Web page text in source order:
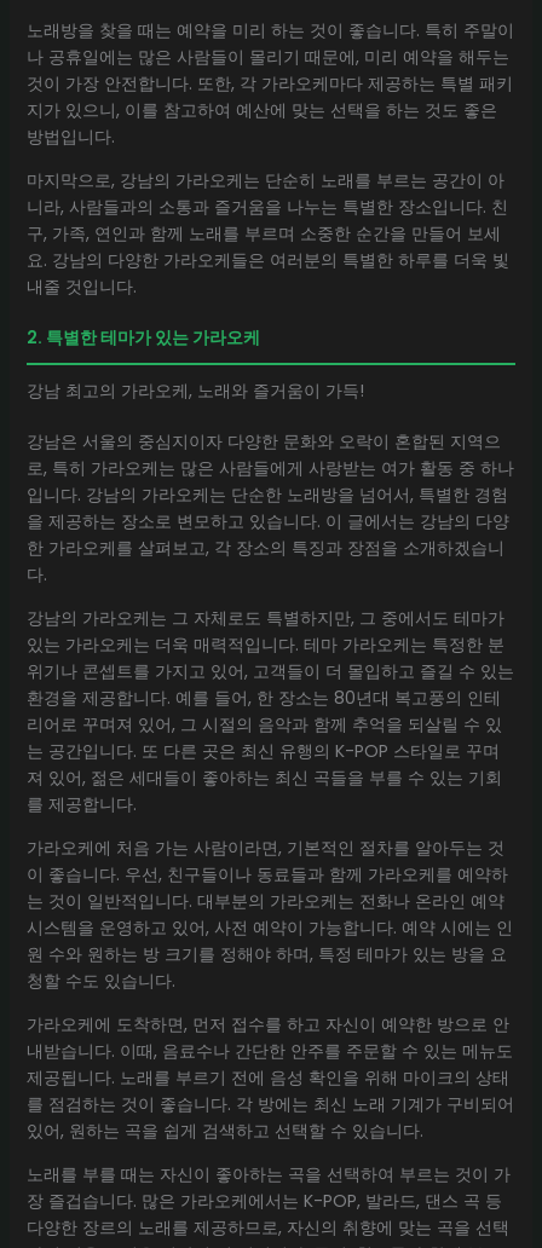
노래방을 찾을 때는 예약을 미리 하는 것이 좋습니다. 특히 주말이
나 공휴일에는 많은 사람들이 몰리기 때문에, 미리 예약을 해두는
것이 가장 안전합니다. 또한, 각 가라오케마다 제공하는 특별 패키
지가 있으니, 이를 참고하여 예산에 맞는 선택을 하는 것도 좋은
방법입니다.
마지막으로, 강남의 가라오케는 단순히 노래를 부르는 공간이 아
니라, 사람들과의 소통과 즐거움을 나누는 특별한 장소입니다. 친
구, 가족, 연인과 함께 노래를 부르며 소중한 순간을 만들어 보세
요. 강남의 다양한 가라오케들은 여러분의 특별한 하루를 더욱 빛
내줄 것입니다.
2. 특별한 테마가 있는 가라오케
강남 최고의 가라오케, 노래와 즐거움이 가득!
강남은 서울의 중심지이자 다양한 문화와 오락이 혼합된 지역으
로, 특히 가라오케는 많은 사람들에게 사랑받는 여가 활동 중 하나
입니다. 강남의 가라오케는 단순한 노래방을 넘어서, 특별한 경험
을 제공하는 장소로 변모하고 있습니다. 이 글에서는 강남의 다양
한 가라오케를 살펴보고, 각 장소의 특징과 장점을 소개하겠습니
다.
강남의 가라오케는 그 자체로도 특별하지만, 그 중에서도 테마가
있는 가라오케는 더욱 매력적입니다. 테마 가라오케는 특정한 분
위기나 콘셉트를 가지고 있어, 고객들이 더 몰입하고 즐길 수 있는
환경을 제공합니다. 예를 들어, 한 장소는 80년대 복고풍의 인테
리어로 꾸며져 있어, 그 시절의 음악과 함께 추억을 되살릴 수 있
는 공간입니다. 또 다른 곳은 최신 유행의 K-POP 스타일로 꾸며
져 있어, 젊은 세대들이 좋아하는 최신 곡들을 부를 수 있는 기회
를 제공합니다.
가라오케에 처음 가는 사람이라면, 기본적인 절차를 알아두는 것
이 좋습니다. 우선, 친구들이나 동료들과 함께 가라오케를 예약하
는 것이 일반적입니다. 대부분의 가라오케는 전화나 온라인 예약
시스템을 운영하고 있어, 사전 예약이 가능합니다. 예약 시에는 인
원 수와 원하는 방 크기를 정해야 하며, 특정 테마가 있는 방을 요
청할 수도 있습니다.
가라오케에 도착하면, 먼저 접수를 하고 자신이 예약한 방으로 안
내받습니다. 이때, 음료수나 간단한 안주를 주문할 수 있는 메뉴도
제공됩니다. 노래를 부르기 전에 음성 확인을 위해 마이크의 상태
를 점검하는 것이 좋습니다. 각 방에는 최신 노래 기계가 구비되어
있어, 원하는 곡을 쉽게 검색하고 선택할 수 있습니다.
노래를 부를 때는 자신이 좋아하는 곡을 선택하여 부르는 것이 가
장 즐겁습니다. 많은 가라오케에서는 K-POP, 발라드, 댄스 곡 등
다양한 장르의 노래를 제공하므로, 자신의 취향에 맞는 곡을 선택